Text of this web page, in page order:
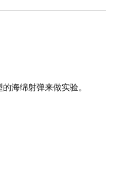
海绵射弹来做实验。